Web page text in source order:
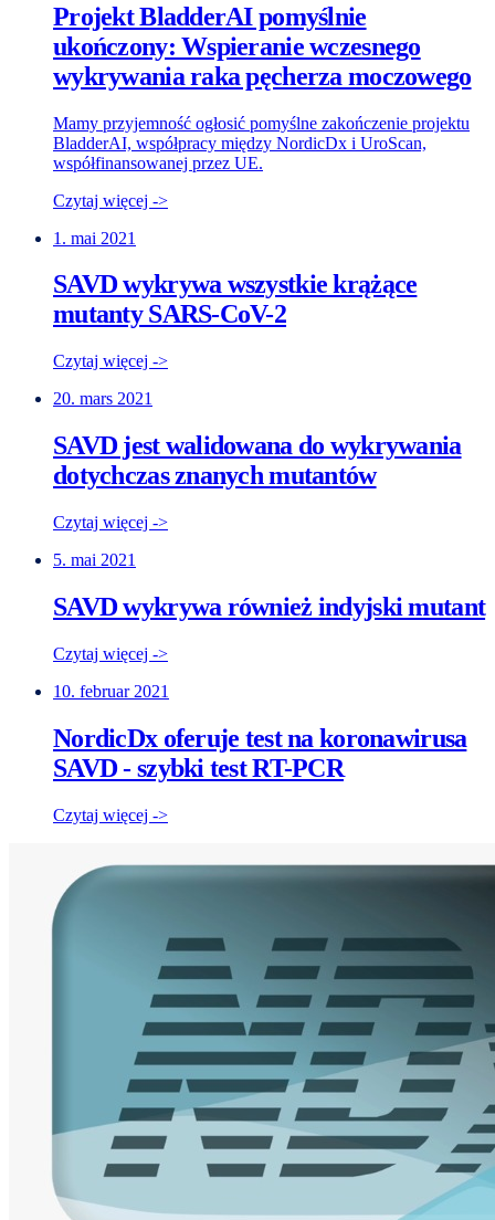
Projekt BladderAI pomyślnie
ukończony: Wspieranie wczesnego
wykrywania raka pęcherza moczowego
Mamy przyjemność ogłosić pomyślne zakończenie projektu
BladderAI, współpracy między NordicDx i UroScan,
współfinansowanej przez UE.
Czytaj więcej ->
1. mai 2021
SAVD wykrywa wszystkie krążące
mutanty SARS-CoV-2
Czytaj więcej ->
20. mars 2021
SAVD jest walidowana do wykrywania
dotychczas znanych mutantów
Czytaj więcej ->
5. mai 2021
SAVD wykrywa również indyjski mutant
Czytaj więcej ->
10. februar 2021
NordicDx oferuje test na koronawirusa
SAVD - szybki test RT-PCR
Czytaj więcej ->